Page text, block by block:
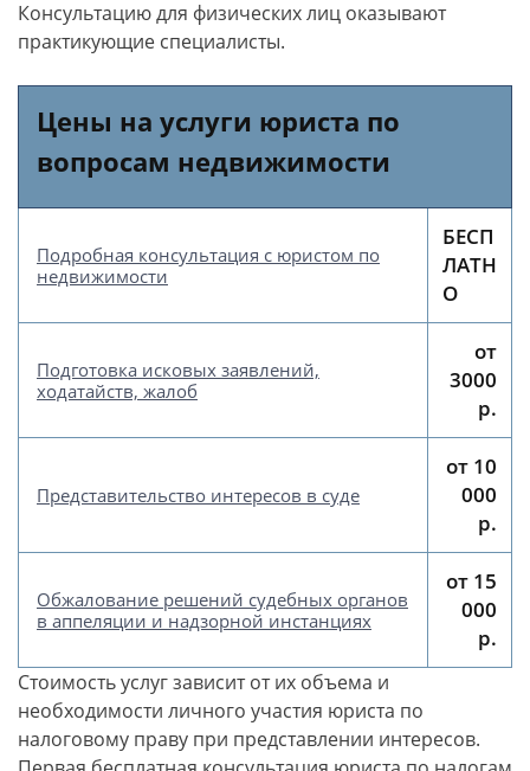
Консультацию для физических лиц оказывают
практикующие специалисты.
Цены на услуги юриста по
вопросам недвижимости
Подробная консультация с юристом по
недвижимости
БЕСП
ЛАТН
О
Подготовка исковых заявлений,
ходатайств, жалоб
от
3000
р.
Представительство интересов в суде
от 10
000
р.
Обжалование решений судебных органов
в аппеляции и надзорной инстанциях
от 15
000
р.
Стоимость услуг зависит от их объема и
необходимости личного участия юриста по
налоговому праву при представлении интересов.